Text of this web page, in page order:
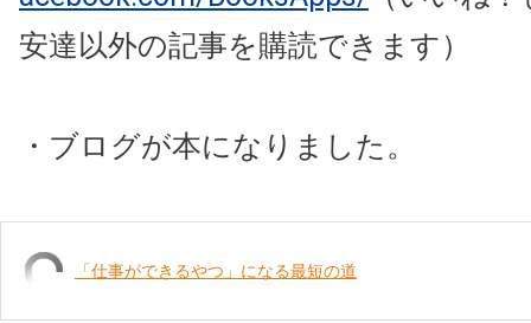
安達以外の記事を購読できます）
・ブログが本になりました。
「仕事ができるやつ」になる最短の道